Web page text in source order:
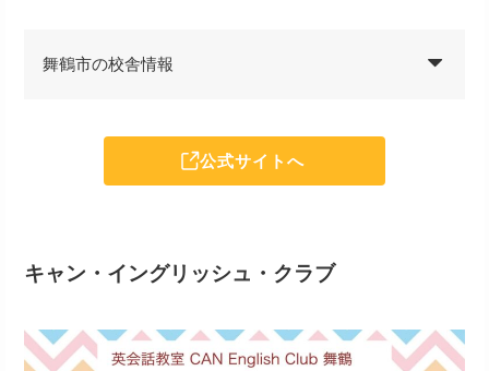
舞鶴市の校舎情報
公式サイトへ
キャン・イングリッシュ・クラブ